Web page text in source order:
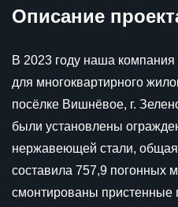
Описание
В 2023 году наша
для многоквартирного
посёлке Вишнёвое, г.
были установлены
нержавеющей стали, общая
составила 757,9 погонных
смонтированы пристенные